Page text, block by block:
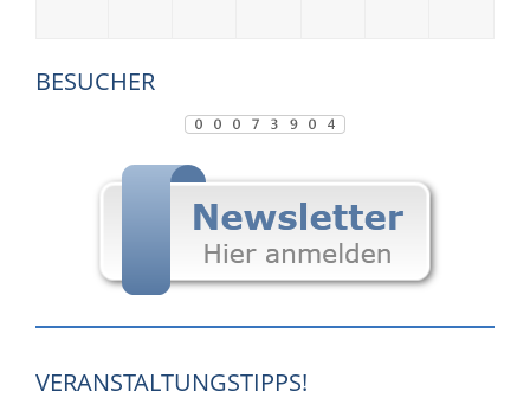
BESUCHER
VERANSTALTUNGSTIPPS!